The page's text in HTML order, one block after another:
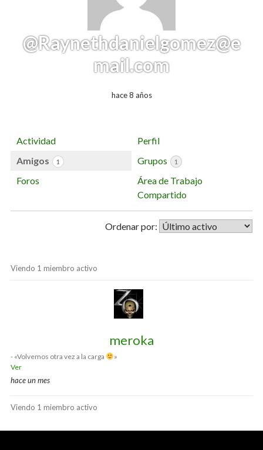
@Raynethdanielgomez@e
mail.com
hace 8 años
Actividad
Perfil
Amigos
1 Grupos 1
Foros
Área de Trabajo
Compartido
Ordenar por:
Viendo 1 miembro activo
meroka
- «Volvemos otra vez a la carga
»
Ver
hace un mes
Viendo 1 miembro activo